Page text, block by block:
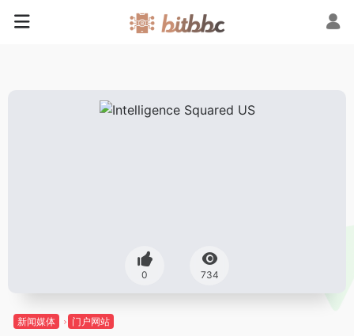
0 734
新闻媒体 门户网站